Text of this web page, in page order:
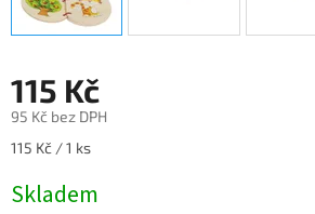
115 Kč
95 Kč bez DPH
Měrná
115 Kč / 1 ks
Skladem